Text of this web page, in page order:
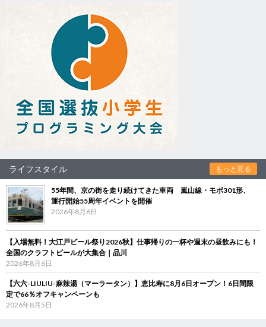
ライフスタイル もっと見る
55年間、京の街を走り続けてきた車両 嵐山線・モボ301形、
運行開始55周年イベントを開催
2026年8月6日
【入場無料！大江戸ビール祭り2026秋】仕事帰りの一杯や週末の昼飲みにも！
全国のクラフトビールが大集合｜品川
2026年8月6日
【六六-LIULIU-麻辣湯（マーラータン）】恵比寿に8月6日オープン！6日間限
定で66％オフキャンペーンも
2026年8月5日